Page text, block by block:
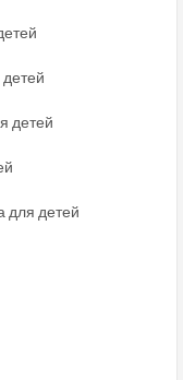
детей
для детей